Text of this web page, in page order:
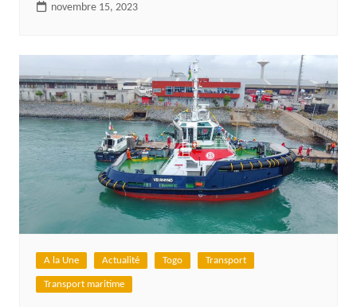
novembre 15, 2023
A la Une Actualité Togo Transport
Transport maritime